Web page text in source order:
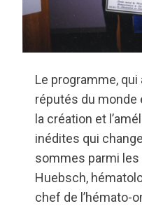
Le programme,
réputés du monde
la création et
inédites qui
sommes parmi les
Huebsch,
chef de l’hémato-